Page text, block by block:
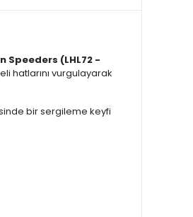
Speeders (LHL72 -
hatlarını vurgulayarak
bir sergileme keyfi